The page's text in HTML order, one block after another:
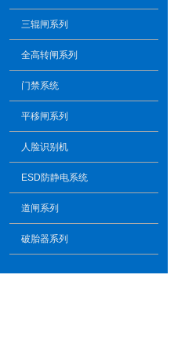
三辊闸系列
全高转闸系列
门禁系统
平移闸系列
人脸识别机
ESD防静电系统
道闸系列
破胎器系列